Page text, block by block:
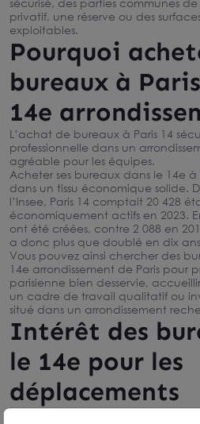
sécurisé, des parties communes
privatif, une réserve ou des
exploitables.
Pourquoi
bureaux à
14e
L’achat de bureaux à Paris 14
professionnelle dans un
agréable pour les équipes.
Acheter ses bureaux dans le 14e à
dans un tissu économique solide.
l’Insee, Paris 14 comptait 20 428
économiquement actifs en 2023.
ont été créées, contre 2 088 en
a donc plus que doublé en dix
Vous pouvez ainsi chercher des
14e arrondissement de Paris pour
parisienne bien desservie,
un cadre de travail qualitatif ou
situé dans un arrondissement
Intérêt des
le 14e pour les
déplacements